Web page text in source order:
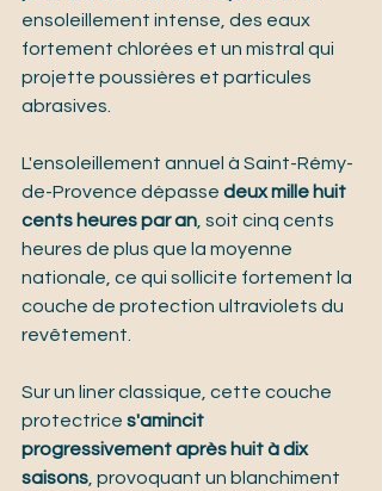
ensoleillement intense, des eaux
fortement chlorées et un mistral qui
projette poussières et particules
abrasives.
L'ensoleillement annuel à Saint-Rémy-
de-Provence dépasse deux mille huit
cents heures par an, soit cinq cents
heures de plus que la moyenne
nationale, ce qui sollicite fortement la
couche de protection ultraviolets du
revêtement.
Sur un liner classique, cette couche
protectrice s'amincit
progressivement après huit à dix
saisons, provoquant un blanchiment